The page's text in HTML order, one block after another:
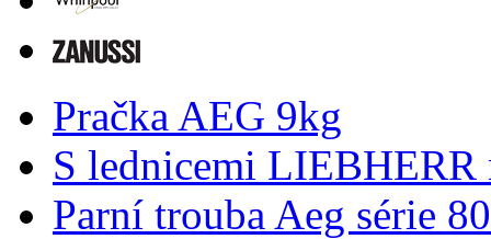
Pračka AEG 9kg
S lednicemi
Parní trouba Aeg série